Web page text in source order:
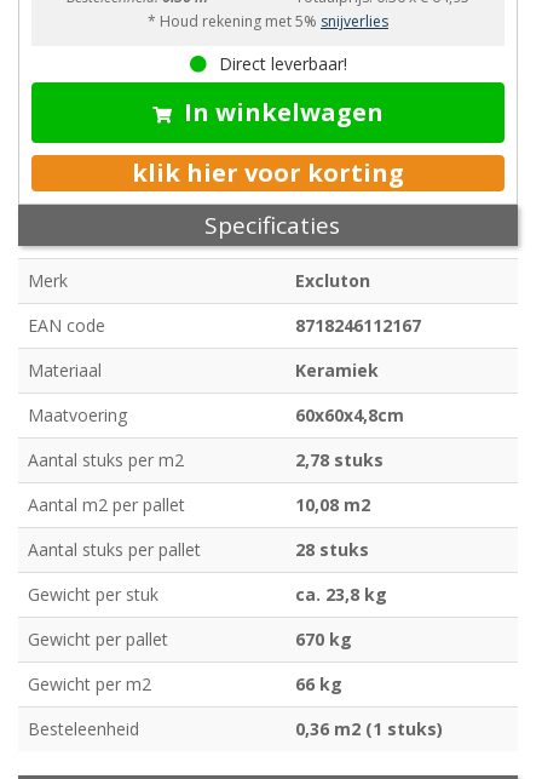
* Houd rekening met 5% snijverlies
Direct leverbaar!
In winkelwagen
klik hier voor korting
Specificaties
Merk
Excluton
EAN code
8718246112167
Materiaal
Keramiek
Maatvoering
60x60x4,8cm
Aantal stuks per m2
2,78 stuks
Aantal m2 per pallet
10,08 m2
Aantal stuks per pallet
28 stuks
Gewicht per stuk
ca. 23,8 kg
Gewicht per pallet
670 kg
Gewicht per m2
66 kg
Besteleenheid
0,36 m2 (1 stuks)